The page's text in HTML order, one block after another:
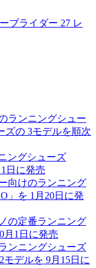
ブライダー 27 レ
ランニングシュー
ズの 3モデルを順次
ングシューズ
日に発売
向けのランニング
」を 1月20日に発
の定番ランニング
月1日に発売
ンニングシューズ
モデルを 9月15日に